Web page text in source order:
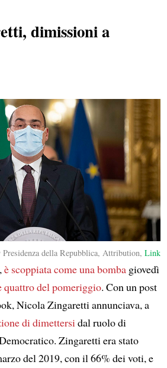
dimissioni a
Presidenza della Repubblica, Attribution,Link
è scoppiata come una bombagiovedì
quattro del pomeriggio. Con un post
Nicola Zingaretti annunciava, a
di dimettersidal ruolo di
Zingaretti era stato
del 2019, con il 66% dei voti, e